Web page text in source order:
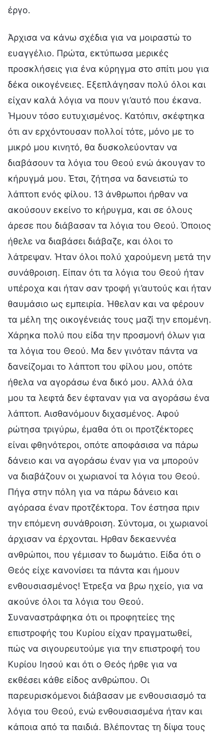
έργο.
Άρχισα να κάνω σχέδια για να μοιραστώ το
ευαγγέλιο. Πρώτα, εκτύπωσα μερικές
προσκλήσεις για ένα κύρηγμα στο σπίτι μου για
δέκα οικογένειες. Εξεπλάγησαν πολύ όλοι και
είχαν καλά λόγια να πουν γι’αυτό που έκανα.
Ήμουν τόσο ευτυχισμένος. Κατόπιν, σκέφτηκα
ότι αν ερχόντουσαν πολλοί τότε, μόνο με το
μικρό μου κινητό, θα δυσκολεύονταν να
διαβάσουν τα λόγια του Θεού ενώ άκουγαν το
κήρυγμά μου. Έτσι, ζήτησα να δανειστώ το
λάπτοπ ενός φίλου. 13 άνθρωποι ήρθαν να
ακούσουν εκείνο το κήρυγμα, και σε όλους
άρεσε που διάβασαν τα λόγια του Θεού. Όποιος
ήθελε να διαβάσει διάβαζε, και όλοι το
λάτρεψαν. Ήταν όλοι πολύ χαρούμενη μετά την
συνάθροιση. Είπαν ότι τα λόγια του Θεού ήταν
υπέροχα και ήταν σαν τροφή γι’αυτούς και ήταν
θαυμάσιο ως εμπειρία. Ήθελαν και να φέρουν
τα μέλη της οικογένειάς τους μαζί την επομένη.
Χάρηκα πολύ που είδα την προσμονή όλων για
τα λόγια του Θεού. Μα δεν γινόταν πάντα να
δανείζομαι το λάπτοπ του φίλου μου, οπότε
ήθελα να αγοράσω ένα δικό μου. Αλλά όλα
μου τα λεφτά δεν έφταναν για να αγοράσω ένα
λάπτοπ. Αισθανόμουν διχασμένος. Αφού
ρώτησα τριγύρω, έμαθα ότι οι προτζέκτορες
είναι φθηνότεροι, οπότε αποφάσισα να πάρω
δάνειο και να αγοράσω έναν για να μπορούν
να διαβάζουν οι χωριανοί τα λόγια του Θεού.
Πήγα στην πόλη για να πάρω δάνειο και
αγόρασα έναν προτζέκτορα. Τον έστησα πριν
την επόμενη συνάθροιση. Σύντομα, οι χωριανοί
άρχισαν να έρχονται. Ηρθαν δεκαεννέα
ανθρώποι, που γέμισαν το δωμάτιο. Είδα ότι ο
Θεός είχε κανονίσει τα πάντα και ήμουν
ενθουσιασμένος! Έτρεξα να βρω ηχείο, για να
ακούνε όλοι τα λόγια του Θεού.
Συναναστράφηκα ότι οι προφητείες της
επιστροφής του Κυρίου είχαν πραγματωθεί,
πώς να σιγουρευτούμε για την επιστροφή του
Κυρίου Ιησού και ότι ο Θεός ήρθε για να
εκθέσει κάθε είδος ανθρώπου. Οι
παρευρισκόμενοι διάβασαν με ενθουσιασμό τα
λόγια του Θεού, ενώ ενθουσιασμένα ήταν και
κάποια από τα παιδιά. Βλέποντας τη δίψα τους